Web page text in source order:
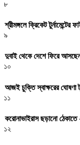
৮
শ্রীমঙ্গলে ক্রিকেট
৯
দুবাই থেকে দেশে ফিরে
১০
আজই চুক্তি স্বাক্ষরের ঘোষণা
১১
করোনাভাইরাস ছড়ানো ঠেকাতে
১২